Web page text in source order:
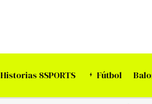
Historias 8SPORTS Fútbol